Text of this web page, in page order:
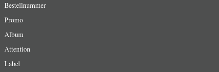
Bestellnummer
Promo
Album
Attention
Label